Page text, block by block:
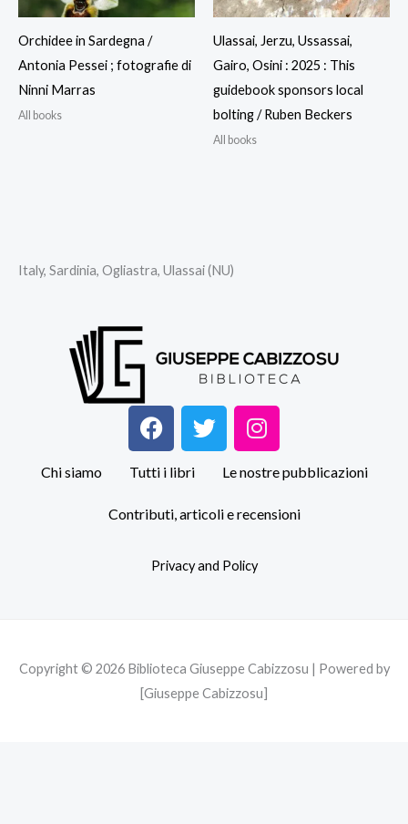
Orchidee in Sardegna /
Antonia Pessei ; fotografie di
Ninni Marras
All books
Ulassai, Jerzu, Ussassai,
Gairo, Osini : 2025 : This
guidebook sponsors local
bolting / Ruben Beckers
All books
Italy, Sardinia, Ogliastra, Ulassai (NU)
F
a
c
e
b
k
T
w
t
I
n
s
t
a
a
Chi siamo Tutti i libri Le nostre pubblicazioni
Contributi, articoli e recensioni
Privacy and Policy
Copyright © 2026 Biblioteca Giuseppe Cabizzosu | Powered by
[Giuseppe Cabizzosu]